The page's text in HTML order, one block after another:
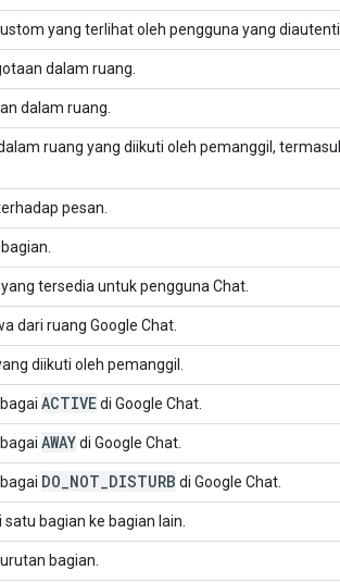
yang terlihat oleh pengguna yang
dalam ruang.
dalam ruang.
ruang yang diikuti oleh pemanggil,
pesan.
tersedia untuk pengguna Chat.
dari ruang Google Chat.
diikuti oleh pemanggil.
ACTIVEdi Google Chat.
AWAYdi Google Chat.
DO NOT DISTURB di Google Chat.
bagian ke bagian lain.
bagian.